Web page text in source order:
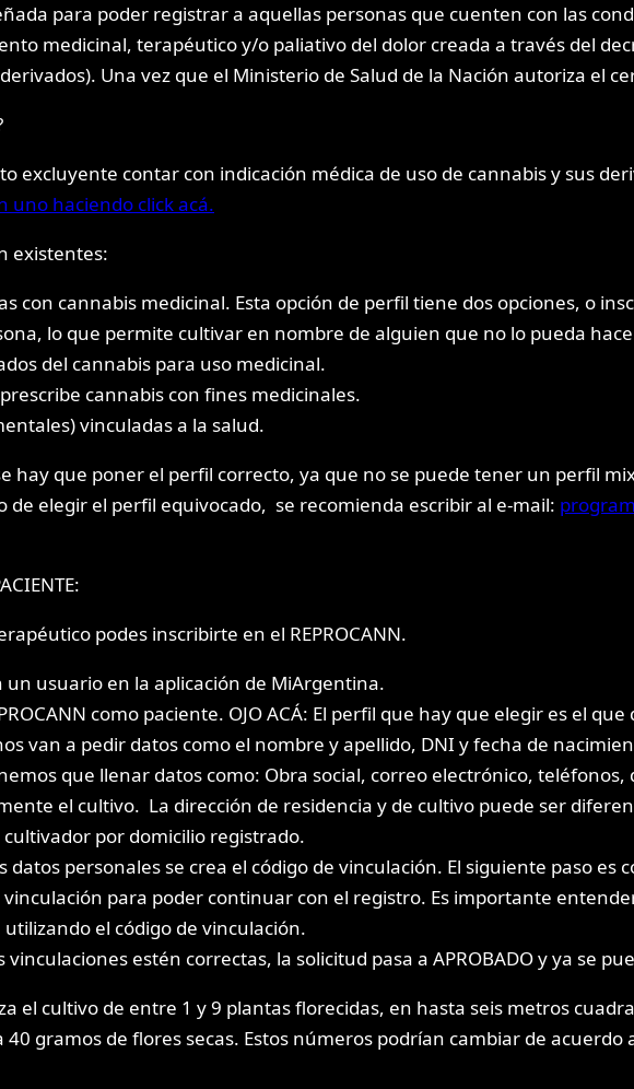
para poder registrar a aquellas personas que cuenten con las
medicinal, terapéutico y/o paliativo del dolor creada a través del
Una vez que el Ministerio de Salud de la Nación autoriza el
excluyente contar con indicación médica de uso de cannabis y sus
uno haciendo click acá.
existentes:
con cannabis medicinal. Esta opción de perfil tiene dos opciones, o
lo que permite cultivar en nombre de alguien que no lo pueda
del cannabis para uso medicinal.
cannabis con fines medicinales.
vinculadas a la salud.
hay que poner el perfil correcto, ya que no se puede tener un perfil
de elegir el perfil equivocado, se recomienda escribir al e-mail:
podes inscribirte en el REPROCANN.
un usuario en la aplicación de MiArgentina.
como paciente. OJO ACÁ: El perfil que hay que elegir es el
van a pedir datos como el nombre y apellido, DNI y fecha de
que llenar datos como: Obra social, correo electrónico,
el cultivo. La dirección de residencia y de cultivo puede ser
por domicilio registrado.
datos personales se crea el código de vinculación. El siguiente paso
para poder continuar con el registro. Es importante
el código de vinculación.
estén correctas, la solicitud pasa a APROBADO y ya se
el cultivo de entre 1 y 9 plantas florecidas, en hasta seis metros
gramos de flores secas. Estos números podrían cambiar de